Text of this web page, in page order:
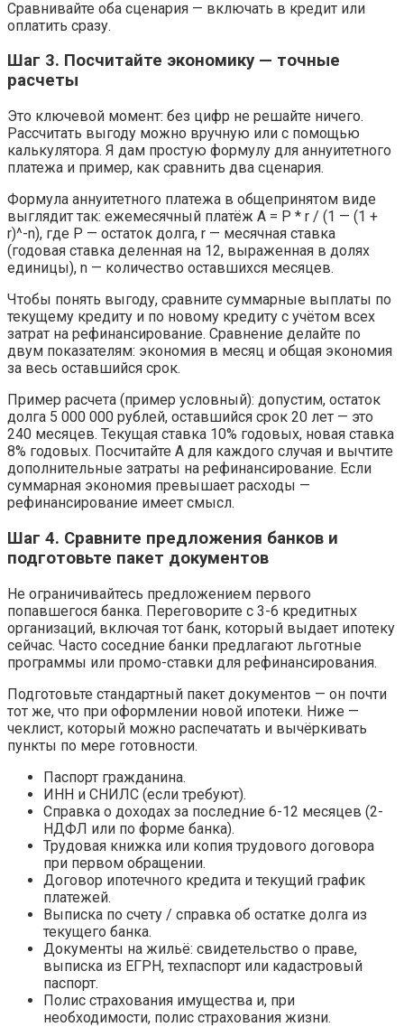
Сравнивайте оба сценария — включать в кредит или
оплатить сразу.
Шаг 3. Посчитайте экономику — точные
расчеты
Это ключевой момент: без цифр не решайте ничего.
Рассчитать выгоду можно вручную или с помощью
калькулятора. Я дам простую формулу для аннуитетного
платежа и пример, как сравнить два сценария.
Формула аннуитетного платежа в общепринятом виде
выглядит так: ежемесячный платёж A = P * r / (1 — (1 +
r)^-n), где P — остаток долга, r — месячная ставка
(годовая ставка деленная на 12, выраженная в долях
единицы), n — количество оставшихся месяцев.
Чтобы понять выгоду, сравните суммарные выплаты по
текущему кредиту и по новому кредиту с учётом всех
затрат на рефинансирование. Сравнение делайте по
двум показателям: экономия в месяц и общая экономия
за весь оставшийся срок.
Пример расчета (пример условный): допустим, остаток
долга 5 000 000 рублей, оставшийся срок 20 лет — это
240 месяцев. Текущая ставка 10% годовых, новая ставка
8% годовых. Посчитайте A для каждого случая и вычтите
дополнительные затраты на рефинансирование. Если
суммарная экономия превышает расходы —
рефинансирование имеет смысл.
Шаг 4. Сравните предложения банков и
подготовьте пакет документов
Не ограничивайтесь предложением первого
попавшегося банка. Переговорите с 3-6 кредитных
организаций, включая тот банк, который выдает ипотеку
сейчас. Часто соседние банки предлагают льготные
программы или промо-ставки для рефинансирования.
Подготовьте стандартный пакет документов — он почти
тот же, что при оформлении новой ипотеки. Ниже —
чеклист, который можно распечатать и вычёркивать
пункты по мере готовности.
Паспорт гражданина.
ИНН и СНИЛС (если требуют).
Справка о доходах за последние 6-12 месяцев (2-
НДФЛ или по форме банка).
Трудовая книжка или копия трудового договора
при первом обращении.
Договор ипотечного кредита и текущий график
платежей.
Выписка по счету / справка об остатке долга из
текущего банка.
Документы на жильё: свидетельство о праве,
выписка из ЕГРН, техпаспорт или кадастровый
паспорт.
Полис страхования имущества и, при
необходимости, полис страхования жизни.